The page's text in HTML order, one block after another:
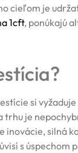
cieľom je
1cft, ponúkajú
si
je
inovácie, silná
s úspechom